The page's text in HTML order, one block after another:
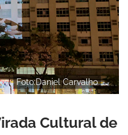
Foto:Daniel Carvalho
Cultural de